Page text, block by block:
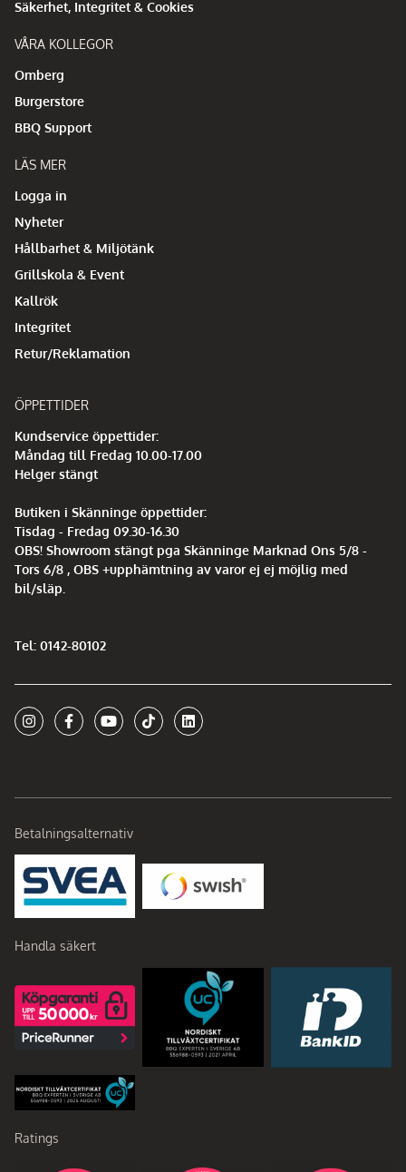
Säkerhet, Integritet & Cookies
VÅRA KOLLEGOR
Omberg
Burgerstore
BBQ Support
LÄS MER
Logga in
Nyheter
Hållbarhet & Miljötänk
Grillskola & Event
Kallrök
Integritet
Retur/Reklamation
ÖPPETTIDER
Kundservice öppettider:
Måndag till Fredag 10.00-17.00
Helger stängt
Butiken i Skänninge öppettider:
Tisdag - Fredag 09.30-16.30
OBS! Showroom stängt pga Skänninge Marknad Ons 5/8 -
Tors 6/8 , OBS +upphämtning av varor ej ej möjlig med
bil/släp.
Tel: 0142-80102
Betalningsalternativ
Handla säkert
Ratings